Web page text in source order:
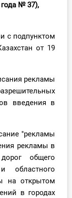
№ 37),
с подпунктом
от 19
рекламы
введения в
"рекламы
рекламы в
общего
областного
на открытом
в городах